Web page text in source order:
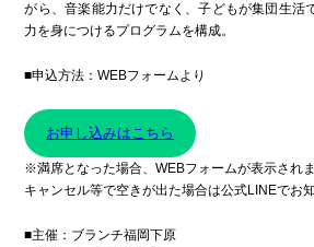
がら、音楽能力だけでなく、子どもが集団生活
力を身につけるプログラムを構成。
■申込方法：WEBフォームより
お申し込みはこちら
※満席となった場合、WEBフォームが表示されま
キャンセル等で空きが出た場合は公式LINEでお
■主催：ブランチ福岡下原